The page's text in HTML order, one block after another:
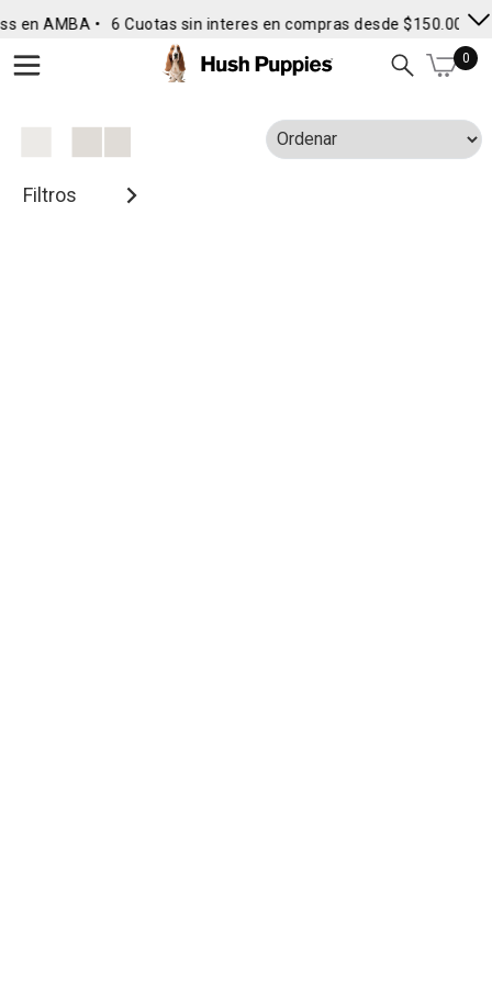
en AMBA • 6 Cuotas sin interes en compras desde $150.000 •
0
Filtros